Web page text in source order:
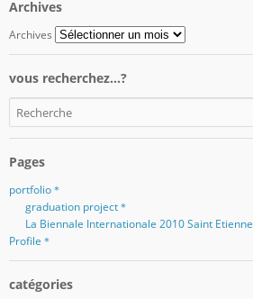
Archives
Archives
vous recherchez…?
Pages
portfolio＊
graduation project＊
La Biennale Internationale 2010 Saint Etienne
Profile＊
catégories